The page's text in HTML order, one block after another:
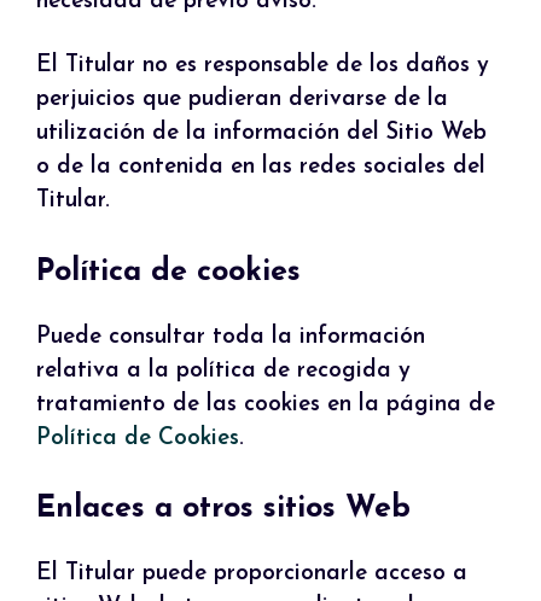
El Titular no es responsable de los daños y
perjuicios que pudieran derivarse de la
utilización de la información del Sitio Web
o de la contenida en las redes sociales del
Titular.
Política de cookies
Puede consultar toda la información
relativa a la política de recogida y
tratamiento de las cookies en la página de
Política de Cookies.
Enlaces a otros sitios Web
El Titular puede proporcionarle acceso a